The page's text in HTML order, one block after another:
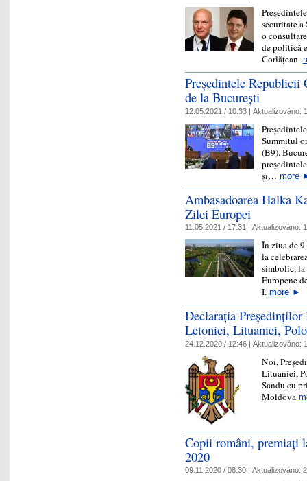
securitate
o
de politică
Corlățean.
Președintele
de la București
12.05.2021 / 10:33 | Aktualizováno:
Summitul
(B9).
și… more
Ambasadoarea Halka
Zilei Europei
11.05.2021 / 17:31 | Aktualizováno:
În ziua de
la
simbolic,
Europene
I. more►
Declarația
Letoniei, Lituaniei,
24.12.2020 / 12:46 | Aktualizováno:
Noi,
Lituaniei,
Sandu cu
Moldova
Copii români, premiați
2020
09.11.2020 / 08:30 | Aktualizováno: